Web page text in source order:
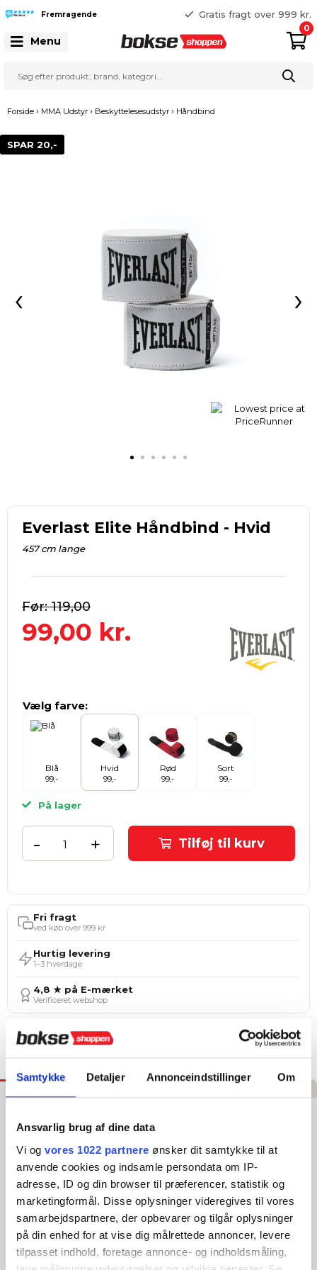
Samtykke Detaljer Annonceindstillinger Om
Ansvarlig brug af dine data
Vi og vores 1022 partnere ønsker dit samtykke til at
anvende cookies og indsamle persondata om IP-
adresse, ID og din browser til præferencer, statistik og
marketingformål. Disse oplysninger videregives til vores
samarbejdspartnere, der opbevarer og tilgår oplysninger
på din enhed for at vise dig målrettede annoncer, levere
tilpasset indhold, foretage annonce- og indholdsmåling,
Gratis fragt over 999 kr.
25 127 127
Fremragende
Menu
0
Forside › MMA Udstyr › Beskyttelesesudstyr › Håndbind
SPAR 20,-
‹ ›
Everlast Elite Håndbind - Hvid
457 cm lange
119,00
99,00 kr.
Vælg farve:
Blå
99,-
Hvid
99,-
Rød
99,-
Sort
99,-
På lager
+
- Tilføj til kurv
Fri fragt
ved køb over 999 kr.
Hurtig levering
1–3 hverdage
4,8 ★ på E-mærket
Verificeret webshop
Tilføj til Ønskeskyen
Everlast Elite Håndbind - Hvid
Optimer din træning med Everlast Elite Håndbind, designet til
at give dig den maksimale støtte og beskyttelse, du har brug
for under dine bokseøvelser. Fremstillet af en strækbar nylon-
polyester blanding, disse håndbind tilbyder både åndbarhed
og professionel kompression for håndled og knoer.
Produkthighlights og fordele:
Strækbar Nylon-Polyester Blending: Tilbyder åndbar
komfort og stærk kompression under intens træning.